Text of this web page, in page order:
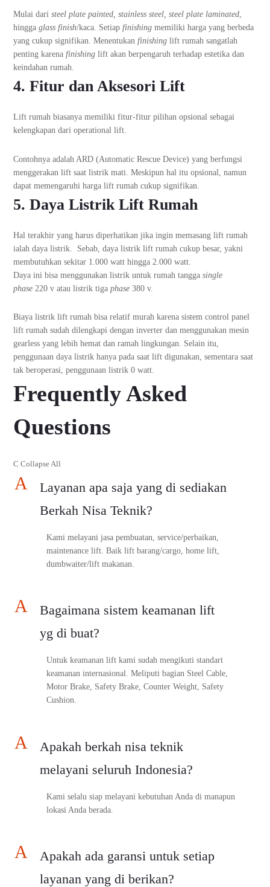
Mulai daristeel plate painted, stainless steel, steel plate laminated
hinggaglass finish/kaca. Setiap finishing memiliki harga yang berbeda
yang cukup signifikan. Menentukan finishing lift rumah sangatlah
penting karena finishing lift akan berpengaruh terhadap estetika dan
keindahan rumah.
4. Fitur dan Aksesori Lift
Lift rumah biasanya memiliki fitur-fitur pilihan opsional sebagai
kelengkapan dari operational lift.
Contohnya adalah ARD (Automatic Rescue Device) yang berfungsi
menggerakan lift saat listrik mati. Meskipun hal itu opsional, namun
dapat memengaruhi harga lift rumah cukup signifikan.
5. Daya Listrik Lift Rumah
Hal terakhir yang harus diperhatikan jika ingin memasang lift rumah
ialah daya listrik. Sebab, daya listrik lift rumah cukup besar, yakni
membutuhkan sekitar 1.000 watt hingga 2.000 watt.
Daya ini bisa menggunakan listrik untuk rumah tanggasingle
phase 220 v atau listrik tigaphase380 v.
Biaya listrik lift rumah bisa relatif murah karena sistem control panel
lift rumah sudah dilengkapi dengan inverter dan menggunakan mesin
gearless yang lebih hemat dan ramah lingkungan. Selain itu,
penggunaan daya listrik hanya pada saat lift digunakan, sementara saat
tak beroperasi, penggunaan listrik 0 watt.
Frequently Asked
Questions
C Collapse All
A
Layanan apa saja yang di sediakan
Berkah Nisa Teknik?
Kami melayani jasa pembuatan, service/perbaikan,
maintenance lift. Baik lift barang/cargo, home lift,
dumbwaiter/lift makanan.
A
Bagaimana sistem keamanan lift
yg di buat?
Untuk keamanan lift kami sudah mengikuti standart
keamanan internasional. Meliputi bagian Steel Cable,
Motor Brake, Safety Brake, Counter Weight, Safety
Cushion.
A
Apakah berkah nisa teknik
melayani seluruh Indonesia?
Kami selalu siap melayani kebutuhan Anda di manapun
lokasi Anda berada.
A
Apakah ada garansi untuk setiap
layanan yang di berikan?